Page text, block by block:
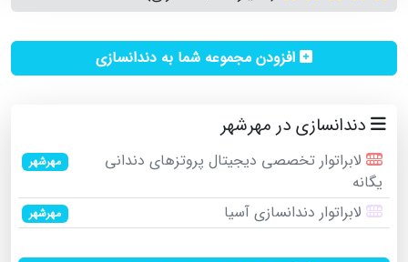
افزودن مجموعه شما به دندانسازی
دندانسازی در مهرشهر
لابراتوار تخصصی دیجیتال پروتزهای دندانی
یگانه
مهرشهر
لابراتوار دندانسازی آسیا مهرشهر